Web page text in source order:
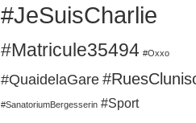
#JeSuisCharlie
#Matricule35494 #Oxxo
#QuaidelaGare
#SanatoriumBergesserin #Sport